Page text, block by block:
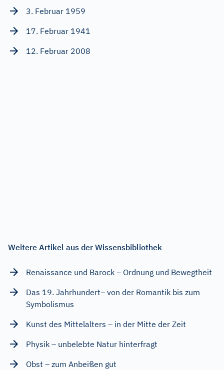
3. Februar 1959
17. Februar 1941
12. Februar 2008
Weitere Artikel aus der Wissensbibliothek
Renaissance und Barock – Ordnung und Bewegtheit
Das 19. Jahrhundert– von der Romantik bis zum
Symbolismus
Kunst des Mittelalters – in der Mitte der Zeit
Physik – unbelebte Natur hinterfragt
Obst – zum Anbeißen gut